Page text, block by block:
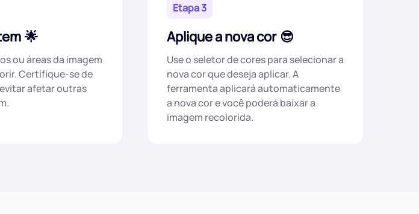
ou áreas da imagem
Certifique-se de
afetar outras
Etapa 3
Aplique a nova cor
Use o seletor de cores para selecionar a
nova cor que deseja aplicar. A
ferramenta aplicará automaticamente
a nova cor e você poderá baixar a
imagem recolorida.